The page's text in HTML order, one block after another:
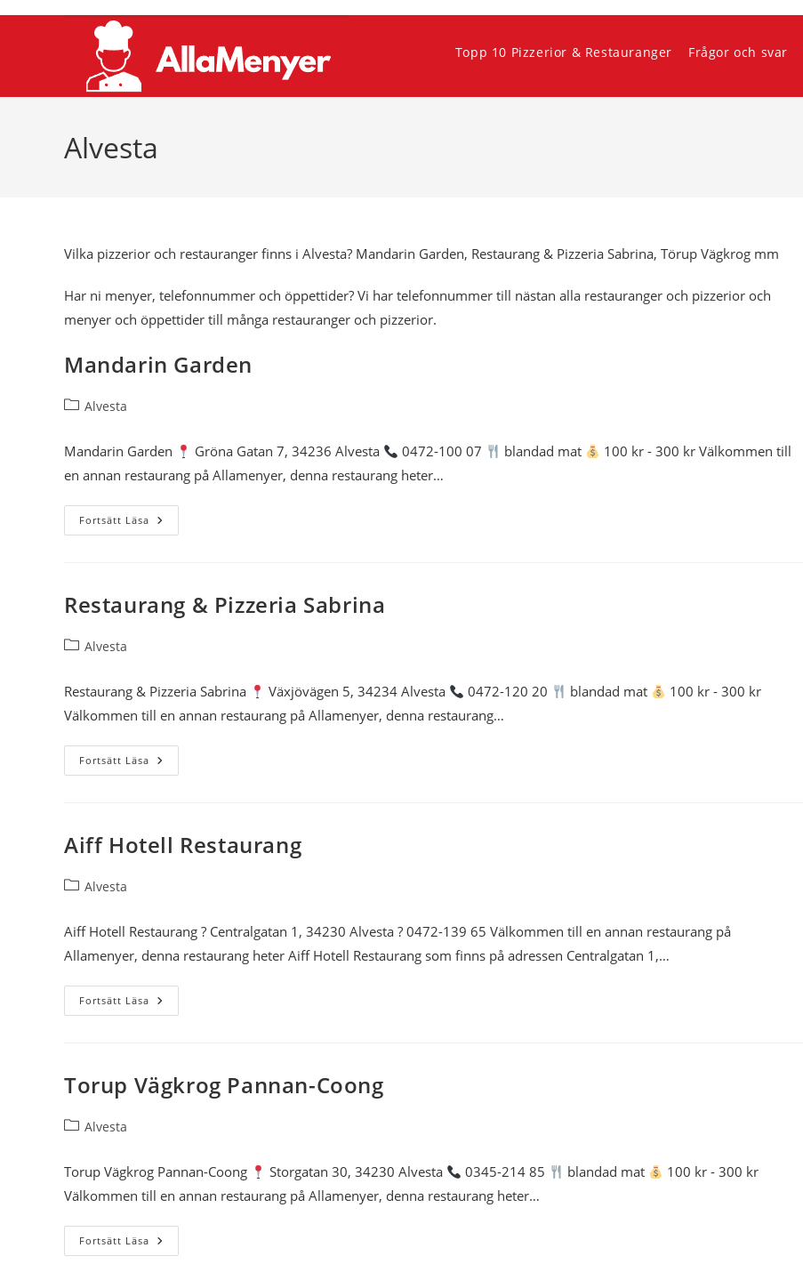
Topp 10 Pizzerior & Restauranger Frågor och svar
Alvesta
Vilka pizzerior och restauranger finns i Alvesta? Mandarin Garden, Restaurang & Pizzeria Sabrina, Törup Vägkrog mm
Har ni menyer, telefonnummer och öppettider? Vi har telefonnummer till nästan alla restauranger och pizzerior och
menyer och öppettider till många restauranger och pizzerior.
Mandarin Garden
Inläggskategori:
Alvesta
Mandarin Garden Gröna Gatan 7, 34236 Alvesta 0472-100 07 blandad mat
100 kr - 300 kr Välkommen till
en annan restaurang på Allamenyer, denna restaurang heter…
Fortsätt Läsa Mandarin
Garden
Restaurang & Pizzeria Sabrina
Inläggskategori:
Alvesta
Restaurang & Pizzeria Sabrina Växjövägen 5, 34234 Alvesta 0472-120 20 blandad mat
100 kr - 300 kr
Välkommen till en annan restaurang på Allamenyer, denna restaurang…
Fortsätt Läsa Restaurang
&
Aiff Hotell Restaurang
Inläggskategori:
Alvesta
Aiff Hotell Restaurang ? Centralgatan 1, 34230 Alvesta ? 0472-139 65 Välkommen till en annan restaurang på
Allamenyer, denna restaurang heter Aiff Hotell Restaurang som finns på adressen Centralgatan 1,…
Fortsätt Läsa Aiff
Hotell
Torup Vägkrog Pannan-Coong
Inläggskategori:
Alvesta
Torup Vägkrog Pannan-Coong Storgatan 30, 34230 Alvesta 0345-214 85 blandad mat
100 kr - 300 kr
Välkommen till en annan restaurang på Allamenyer, denna restaurang heter…
Fortsätt Läsa Torup
Vägkrog